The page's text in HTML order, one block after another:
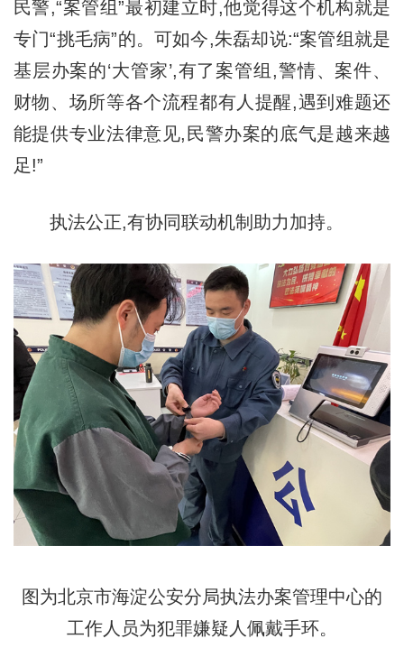
民警,“案管组”最初建立时,他觉得这个机构就是
专门“挑毛病”的。可如今,朱磊却说:“案管组就是
基层办案的‘大管家’,有了案管组,警情、案件、
财物、场所等各个流程都有人提醒,遇到难题还
能提供专业法律意见,民警办案的底气是越来越
足!”
执法公正,有协同联动机制助力加持。
图为北京市海淀公安分局执法办案管理中心的
工作人员为犯罪嫌疑人佩戴手环。